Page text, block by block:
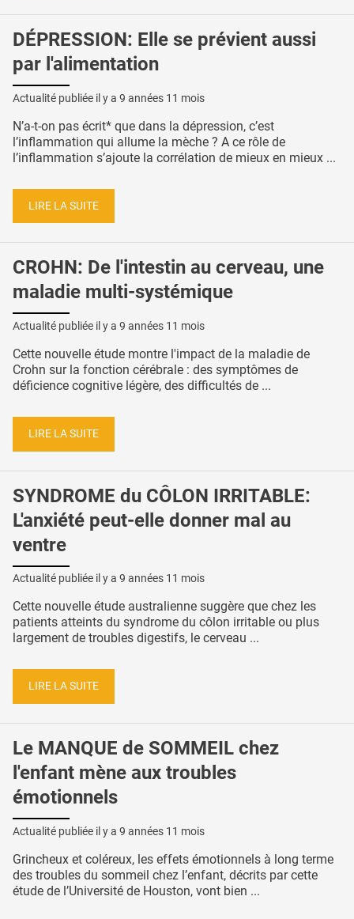
DÉPRESSION: Elle se prévient aussi
par l'alimentation
Actualité publiée il y a 9 années 11 mois
N’a-t-on pas écrit* que dans la dépression, c’est
l’inflammation qui allume la mèche ? A ce rôle de
l’inflammation s’ajoute la corrélation de mieux en mieux ...
LIRE LA SUITE
CROHN: De l'intestin au cerveau, une
maladie multi-systémique
Actualité publiée il y a 9 années 11 mois
Cette nouvelle étude montre l'impact de la maladie de
Crohn sur la fonction cérébrale : des symptômes de
déficience cognitive légère, des difficultés de ...
LIRE LA SUITE
SYNDROME du CÔLON IRRITABLE:
L'anxiété peut-elle donner mal au
ventre
Actualité publiée il y a 9 années 11 mois
Cette nouvelle étude australienne suggère que chez les
patients atteints du syndrome du côlon irritable ou plus
largement de troubles digestifs, le cerveau ...
LIRE LA SUITE
Le MANQUE de SOMMEIL chez
l'enfant mène aux troubles
émotionnels
Actualité publiée il y a 9 années 11 mois
Grincheux et coléreux, les effets émotionnels à long terme
des troubles du sommeil chez l’enfant, décrits par cette
étude de l’Université de Houston, vont bien ...